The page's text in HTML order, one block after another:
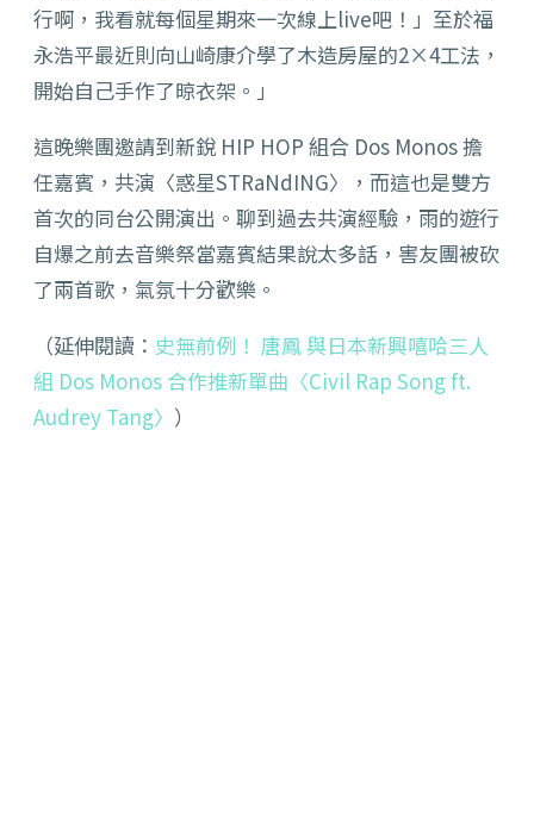
行啊，我看就每個星期來一次線上live吧！」至於福
永浩平最近則向山崎康介學了木造房屋的2×4工法，
開始自己手作了晾衣架。」
這晚樂團邀請到新銳 HIP HOP 組合 Dos Monos 擔
任嘉賓，共演〈惑星STRaNdING〉，而這也是雙方
首次的同台公開演出。聊到過去共演經驗，雨的遊行
自爆之前去音樂祭當嘉賓結果說太多話，害友團被砍
了兩首歌，氣氛十分歡樂。
（延伸閱讀： 史無前例！ 唐鳳 與日本新興嘻哈三人
組 Dos Monos 合作推新單曲〈Civil Rap Song ft.
Audrey Tang〉 ）